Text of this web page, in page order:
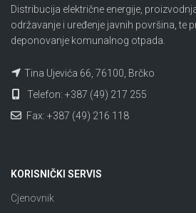
Distribucija električne energije,
održavanje i uređenje javnih površina, te
deponovanje komunalnog otpada.
Tina Ujevića 66, 76100, Brčko
Telefon: +387 (49) 217 255
Fax: +387 (49) 216 118
KORISNIČKI SERVIS
Cjenovnik